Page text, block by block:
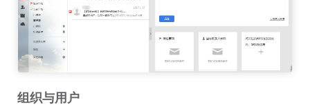
组织与用户